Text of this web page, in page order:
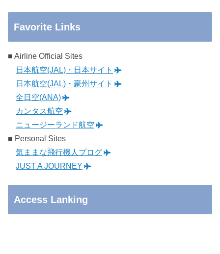
Favorite Links
■ Airline Official Sites
日本航空(JAL)・日本サイト
日本航空(JAL)・豪州サイト
全日空(ANA)
カンタス航空
ニュージーランド航空
■ Personal Sites
気ままな飛行機人プログ
JUST A JOURNEY
Access Lanking